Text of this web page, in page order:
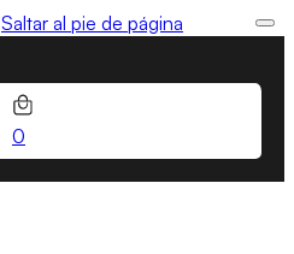
Saltar al pie de página
0